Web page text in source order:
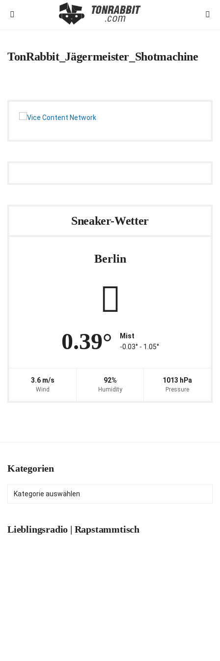
TonRabbit_Jägermeister_Shotmachine
Sneaker-Wetter
Berlin
0.39°
Mist
-0.03° ‐ 1.05°
3.6 m/s
Wind
92%
Humidity
1013 hPa
Pressure
Kategorien
Kategorien
Lieblingsradio | Rapstammtisch